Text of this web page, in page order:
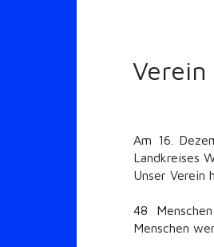
Verein
Am 16.
Landkreises
Unser Verein
48
Menschen